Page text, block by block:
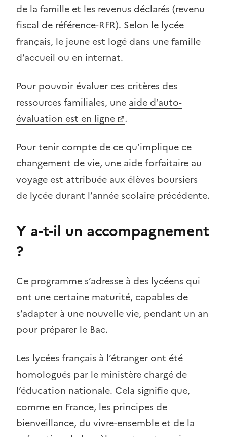
de la famille et les revenus déclarés (revenu
fiscal de référence-RFR). Selon le lycée
français, le jeune est logé dans une famille
d’accueil ou en internat.
Pour pouvoir évaluer ces critères des
ressources familiales, une aide d’auto-
évaluation est en ligne
.
Pour tenir compte de ce qu’implique ce
changement de vie, une aide forfaitaire au
voyage est attribuée aux élèves boursiers
de lycée durant l’année scolaire précédente.
Y a-t-il un accompagnement
?
Ce programme s’adresse à des lycéens qui
ont une certaine maturité, capables de
s’adapter à une nouvelle vie, pendant un an
pour préparer le Bac.
Les lycées français à l’étranger ont été
homologués par le ministère chargé de
l’éducation nationale. Cela signifie que,
comme en France, les principes de
bienveillance, du vivre-ensemble et de la